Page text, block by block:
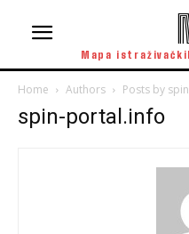
Mapa
Home Authors Posts by
spin-portal.info